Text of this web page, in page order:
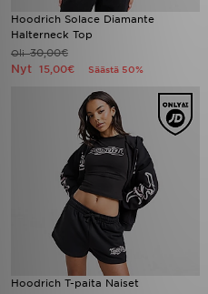
Hoodrich Solace Diamante
Halterneck Top
Oli30,00€
Nyt 15,00€ Säästä 50%
Hoodrich T-paita Naiset